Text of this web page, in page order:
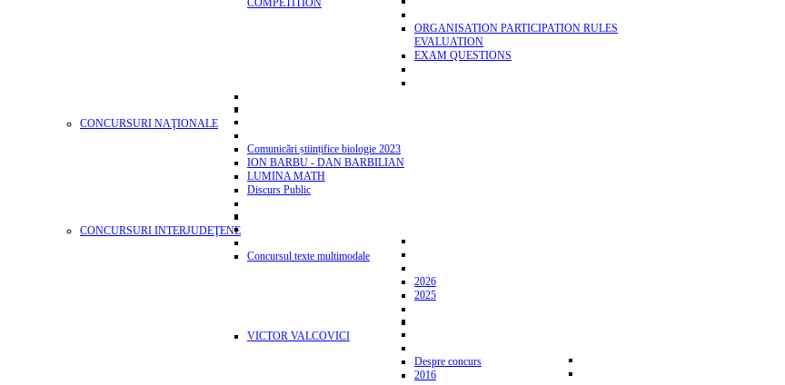
COMPETITION
ORGANISATION PARTICIPATION RULES
EVALUATION
EXAM QUESTIONS
CONCURSURI NAŢIONALE
Comunicări științifice biologie 2023
ION BARBU - DAN BARBILIAN
LUMINA MATH
Discurs Public
CONCURSURI INTERJUDEŢENE
Concursul texte multimodale
2026
2025
VICTOR VALCOVICI
Despre concurs
2016